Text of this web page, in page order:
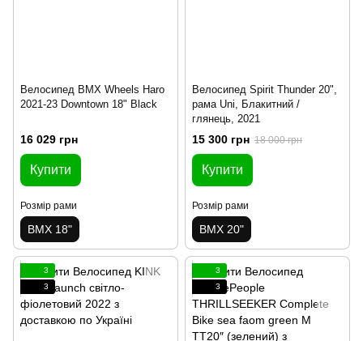
Велосипед BMX Wheels Haro
2021-23 Downtown 18" Black
16 029 грн
Купити
Розмір рами
BMX 18"
Велосипед Spirit Thunder 20",
рама Uni, Блакитний /
глянець, 2021
15 300 грн 18 000 грн
Купити
Розмір рами
BMX 20"
3
3
3
3